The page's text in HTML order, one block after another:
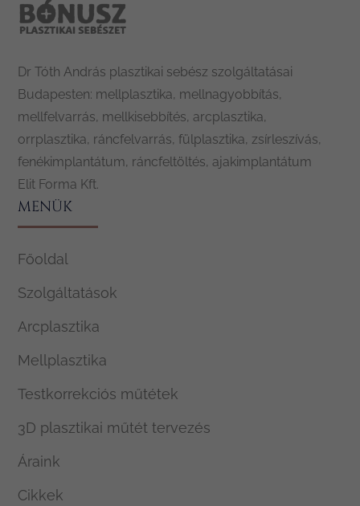
Dr Tóth András plasztikai sebész szolgáltatásai
Budapesten: mellplasztika, mellnagyobbítás,
mellfelvarrás, mellkisebbítés, arcplasztika,
orrplasztika, ráncfelvarrás, fülplasztika, zsírleszívás,
fenékimplantátum, ráncfeltöltés, ajakimplantátum
Elit Forma Kft.
MENÜK
Főoldal
Szolgáltatások
Arcplasztika
Mellplasztika
Testkorrekciós műtétek
3D plasztikai műtét tervezés
Áraink
Cikkek